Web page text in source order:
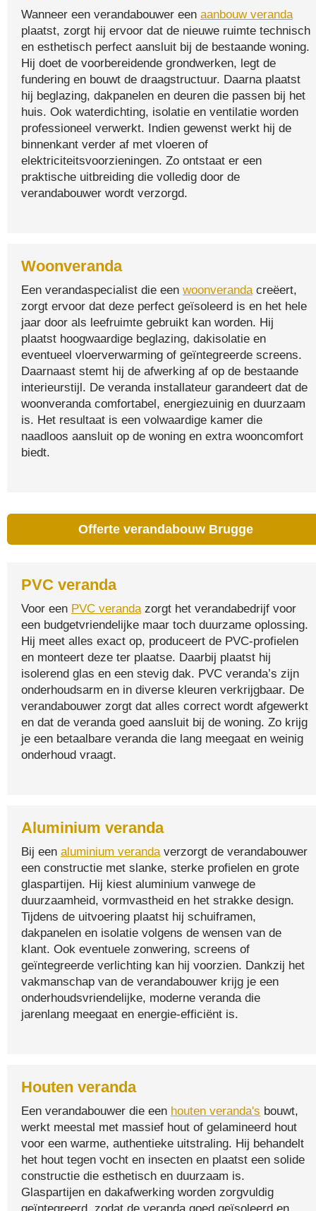
Wanneer een verandabouwer een aanbouw veranda
plaatst, zorgt hij ervoor dat de nieuwe ruimte technisch
en esthetisch perfect aansluit bij de bestaande woning.
Hij doet de voorbereidende grondwerken, legt de
fundering en bouwt de draagstructuur. Daarna plaatst
hij beglazing, dakpanelen en deuren die passen bij het
huis. Ook waterdichting, isolatie en ventilatie worden
professioneel verwerkt. Indien gewenst werkt hij de
binnenkant verder af met vloeren of
elektriciteitsvoorzieningen. Zo ontstaat er een
praktische uitbreiding die volledig door de
verandabouwer wordt verzorgd.
Woonveranda
Een verandaspecialist die een woonverandacreëert,
zorgt ervoor dat deze perfect geïsoleerd is en het hele
jaar door als leefruimte gebruikt kan worden. Hij
plaatst hoogwaardige beglazing, dakisolatie en
eventueel vloerverwarming of geïntegreerde screens.
Daarnaast stemt hij de afwerking af op de bestaande
interieurstijl. De veranda installateur garandeert dat de
woonveranda comfortabel, energiezuinig en duurzaam
is. Het resultaat is een volwaardige kamer die
naadloos aansluit op de woning en extra wooncomfort
biedt.
Offerte verandabouw Brugge
PVC veranda
Voor een PVC verandazorgt het verandabedrijf voor
een budgetvriendelijke maar toch duurzame oplossing.
Hij meet alles exact op, produceert de PVC-profielen
en monteert deze ter plaatse. Daarbij plaatst hij
isolerend glas en een stevig dak. PVC veranda’s zijn
onderhoudsarm en in diverse kleuren verkrijgbaar. De
verandabouwer zorgt dat alles correct wordt afgewerkt
en dat de veranda goed aansluit bij de woning. Zo krijg
je een betaalbare veranda die lang meegaat en weinig
onderhoud vraagt.
Aluminium veranda
Bij een aluminium verandaverzorgt de verandabouwer
een constructie met slanke, sterke profielen en grote
glaspartijen. Hij kiest aluminium vanwege de
duurzaamheid, vormvastheid en het strakke design.
Tijdens de uitvoering plaatst hij schuiframen,
dakpanelen en isolatie volgens de wensen van de
klant. Ook eventuele zonwering, screens of
geïntegreerde verlichting kan hij voorzien. Dankzij het
vakmanschap van de verandabouwer krijg je een
onderhoudsvriendelijke, moderne veranda die
jarenlang meegaat en energie-efficiënt is.
Houten veranda
Een verandabouwer die een houten veranda's bouwt,
werkt meestal met massief hout of gelamineerd hout
voor een warme, authentieke uitstraling. Hij behandelt
het hout tegen vocht en insecten en plaatst een solide
constructie die esthetisch en duurzaam is.
Glaspartijen en dakafwerking worden zorgvuldig
geïntegreerd, zodat de veranda goed geïsoleerd en